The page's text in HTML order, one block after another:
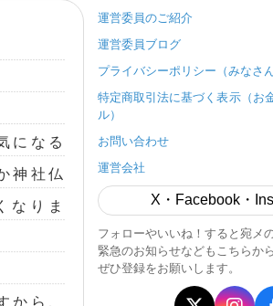
になる
神社仏
なりま
から、
運営委員のご紹介
運営委員ブログ
プライバシーポリシー（みなさ
特定商取引法に基づく表示（お
ル）
お問い合わせ
運営会社
X・Facebook・
フォローやいいね！すると宛メ
緊急のお知らせなどもこちらか
ぜひ登録をお願いします。